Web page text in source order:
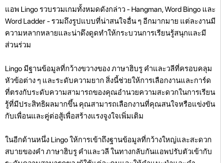
แอพ Lingo รวบรวมเกมทั้งหมดดังกล่าว - Hangman, Word Bingo และ
Word Ladder - รวมถึงรูปแบบที่น่าสนใจอื่น ๆ อีกมากมาย แต่ละงานมี
ความหลากหลายและน่าดึงดูดทำให้กระบวนการเรียนรู้สนุกและมี
ส่วนร่วม
Lingo มีฐานข้อมูลที่กว้างขวางของ ภาษาฮิบรู คำและวลีที่ครอบคลุม
หัวข้อต่าง ๆ และระดับความยาก สิ่งนี้ช่วยให้การเลือกงานและการ์ด
ที่ตรงกับระดับความสามารถของคุณอำนวยความสะดวกในการเรียน
รู้ที่มีประสิทธิผลมากขึ้น คุณสามารถเลือกงานที่คุณสนใจหรือแข่งขัน
กับเพื่อนและคู่ต่อสู้เพื่อสร้างแรงจูงใจเพิ่มเติม
ในอีกด้านหนึ่ง Lingo ให้การเข้าถึงฐานข้อมูลที่กว้างใหญ่และสะดวก
สบายของคำ ภาษาฮิบรู คำและวลี ในทางกลับกันแอพปรับตัวเข้ากับ